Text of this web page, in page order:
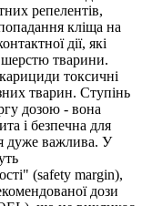
репелентів,
кліща на
дії, які
шерстю тварини.
токсичні
тварин. Ступінь
дозою - вона
і безпечна для
дуже важлива. У
(safety margin),
дози